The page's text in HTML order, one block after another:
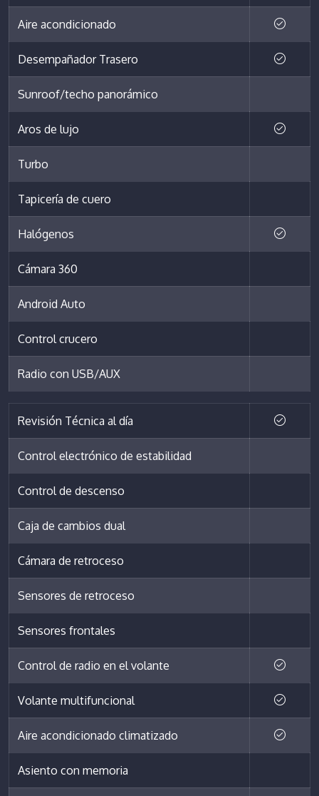
Aire acondicionado
Desempañador Trasero
Sunroof/techo panorámico
Aros de lujo
Turbo
Tapicería de cuero
Halógenos
Cámara 360
Android Auto
Control crucero
Radio con USB/AUX
Revisión Técnica al día
Control electrónico de estabilidad
Control de descenso
Caja de cambios dual
Cámara de retroceso
Sensores de retroceso
Sensores frontales
Control de radio en el volante
Volante multifuncional
Aire acondicionado climatizado
Asiento con memoria